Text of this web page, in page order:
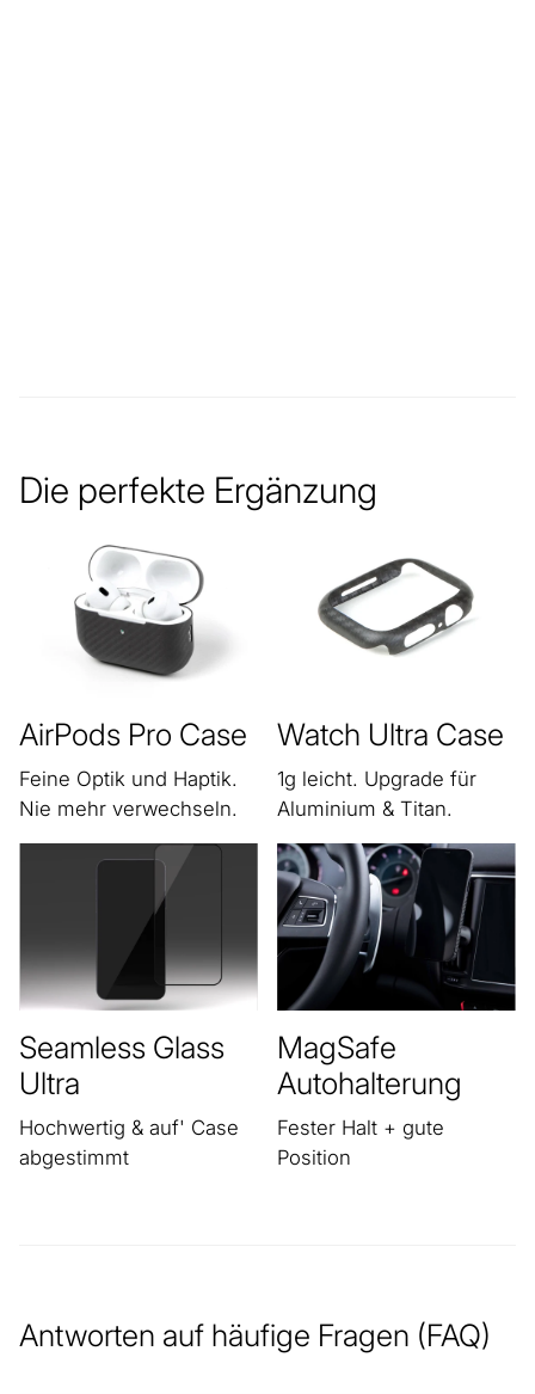
Die perfekte Ergänzung
AirPods Pro Case
Feine Optik und Haptik.
Nie mehr verwechseln.
Watch Ultra Case
1g leicht. Upgrade für
Aluminium & Titan.
Seamless Glass
Ultra
Hochwertig & auf' Case
abgestimmt
MagSafe
Autohalterung
Fester Halt + gute
Position
Antworten auf häufige Fragen (FAQ)